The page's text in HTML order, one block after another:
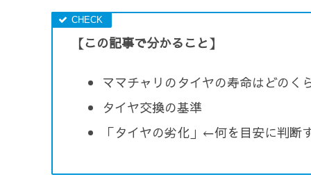
【この記事で分かること】
ママチャリのタイヤの寿命はどのく
タイヤ交換の基準
「タイヤの劣化」←何を目安に判断